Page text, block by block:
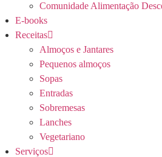
Comunidade Alimentação
E-books
Receitas
Almoços e Jantares
Pequenos almoços
Sopas
Entradas
Sobremesas
Lanches
Vegetariano
Serviços